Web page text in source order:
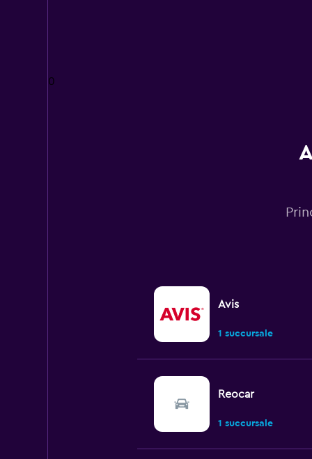
0
Avis
1 succursale
Reocar
1 succursale